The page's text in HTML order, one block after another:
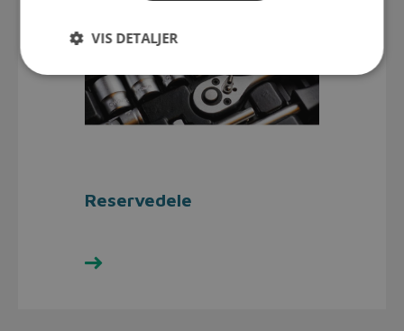
Reservedele
Se udvalget her
VIS DETALJER